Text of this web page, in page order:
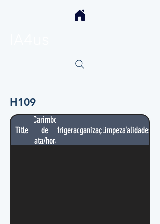
H109
Title
Carimbo
de
data/hora
RefrigeradorOrganizaçãoLimpezaValidades